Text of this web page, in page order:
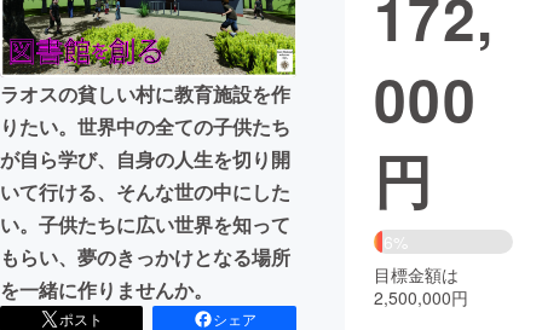
映像・映画
ビジネス・起業
まちづくり・地域活性化
CAMPFIRE for Social Good
CAMPFIRE Creation
CAMPFIREふるさと納税machi-ya コミュニティ
ラオスの貧しい村に教育施設を作
りたい。世界中の全ての子供たち
が自ら学び、自身の人生を切り開
いて行ける、そんな世の中にした
い。子供たちに広い世界を知って
もらい、夢のきっかけとなる場所
を一緒に作りませんか。
ポスト
シェア
172,
000
円
6%
目標金額は
2,500,000円